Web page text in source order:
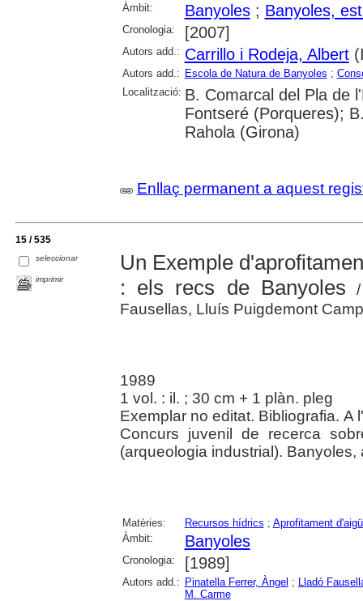
Àmbit:
Banyoles; Banyoles,
Cronologia: [2007]
Autors add.: Carrillo i Rodeja, Albert
Autors add.: Escola de Natura de Banyoles ;
Localització: B. Comarcal del Pla de
Fontseré (Porqueres);
Rahola (Girona)
Enllaç permanent a aquest
15 / 535
seleccionar
imprimir
Un Exemple
: els recs de Banyoles /
Fausellas, Lluís Puigdemont
1989
1 vol. : il. ; 30 cm + 1 plàn. pleg
Exemplar no editat. Bibliografia.
Concurs juvenil de recerca
(arqueologia industrial). Banyoles,
Matèries: Recursos hídrics ; Aprofitament
Àmbit:
Banyoles
Cronologia: [1989]
Autors add.: Pinatella Ferrer, Àngel ; Lladó
M. Carme